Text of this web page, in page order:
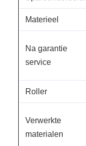
Materieel
Na garantie
service
Roller
Verwerkte
materialen